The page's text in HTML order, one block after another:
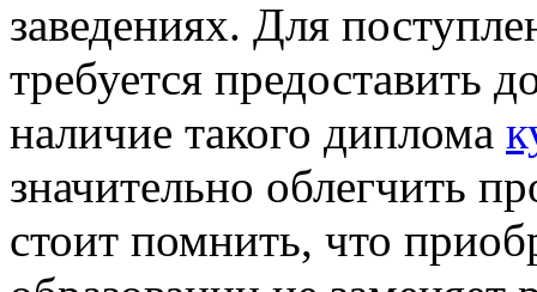
заведениях. Для
требуется предоставить
наличие такого диплома
значительно облегчить
стоит помнить, что